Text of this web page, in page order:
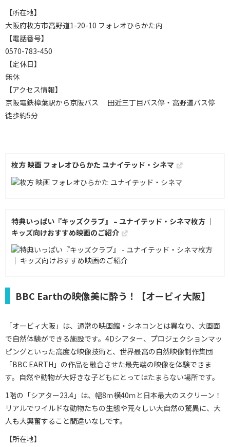
【所在地】
大阪府枚方市高野道1-20-10 フォレオひらかた内
【電話番号】
0570-783-450
【定休日】
無休
【アクセス情報】
京阪電鉄樟葉駅から京阪バス 田近三丁目バス停・高野道バス停
徒歩約5分
枚方 映画 フォレオひらかた ユナイテッド・シネマ
特典いっぱい『キッズクラブ』 – ユナイテッド・シネマ枚方 ｜
キッズ向けおすすめ映画のご紹介
BBC Earthの映像美に酔う！【オービィ大阪】
「オービィ大阪」は、通常の映画館・シネコンとは異なり、大画面
で自然体験ができる施設です。4Dシアター、プロジェクションマッ
ピングといった高度な映像技術と、世界最高の自然映像制作集団
「BBC EARTH」の作品を融合させた最先端の映像を体験できま
す。自然や動物が大好きな子どもにとってはたまらない場所です。
1階の「シアター23.4」は、幅8ｍ横40ｍと日本最大のスクリーン！
リアルでワイルドな動物たちの生態や荒々しい大自然の驚異に、大
人も大興奮すること間違いなしです。
【所在地】